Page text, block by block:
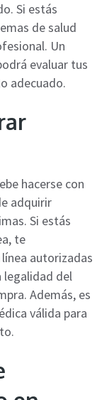
Si estás
de salud
Un
evaluar tus
adecuado.
hacerse con
adquirir
Si estás
te
autorizadas
legalidad del
Además, es
válida para